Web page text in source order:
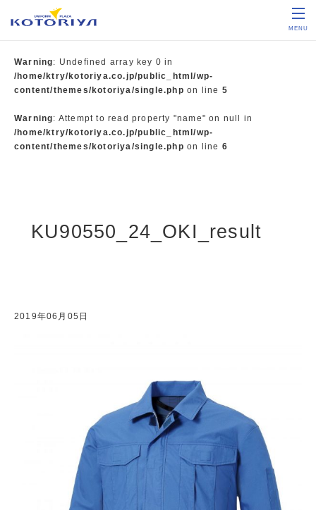
MENU
Warning: Undefined array key 0 in
/home/ktry/kotoriya.co.jp/public_html/wp-
content/themes/kotoriya/single.php on line 5
Warning: Attempt to read property "name" on null in
/home/ktry/kotoriya.co.jp/public_html/wp-
content/themes/kotoriya/single.php on line 6
KU90550_24_OKI_result
2019年06月05日